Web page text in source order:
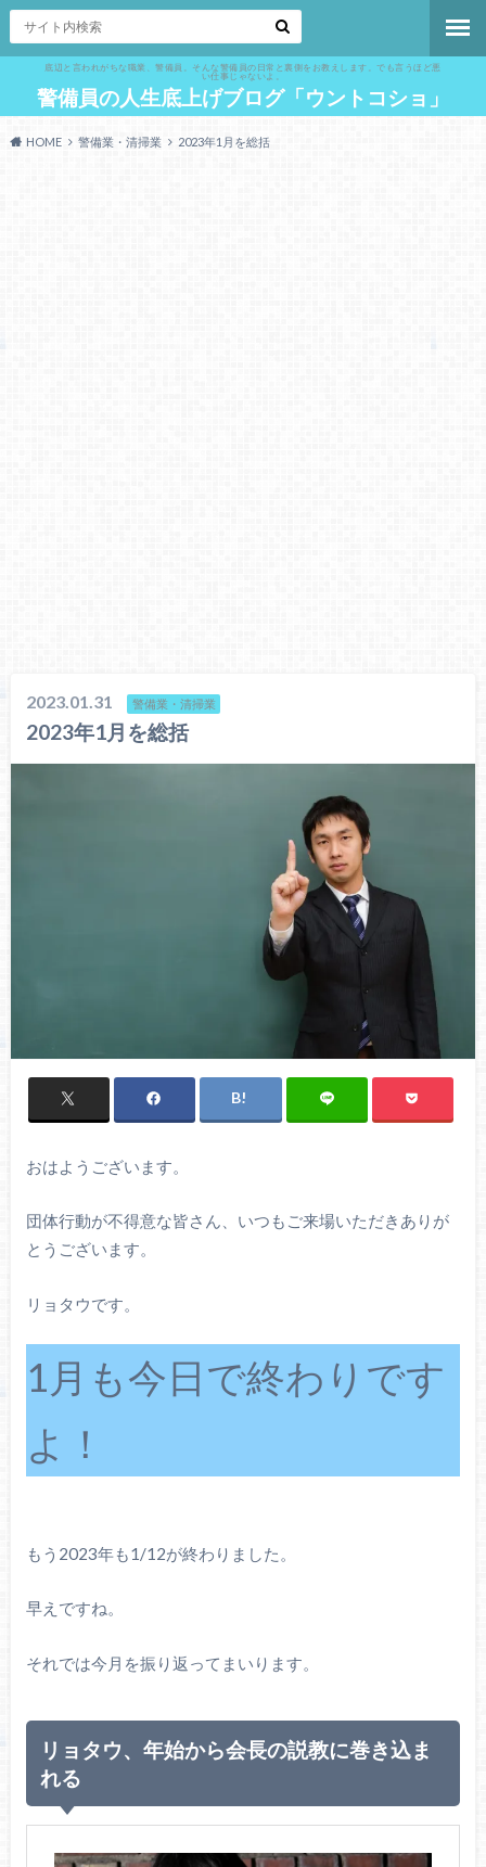
底辺と言われがちな職業、警備員。そんな警備員の日常と裏側をお教えします。でも言うほど悪
い仕事じゃないよ。
警備員の人生底上げブログ「ウントコショ」
HOME 警備業・清掃業 2023年1月を総括
2023.01.31 警備業・清掃業
2023年1月を総括
おはようございます。
団体行動が不得意な皆さん、いつもご来場いただきありが
とうございます。
リョタウです。
1月も今日で終わりです
よ！
もう2023年も1/12が終わりました。
早えですね。
それでは今月を振り返ってまいります。
リョタウ、年始から会長の説教に巻き込ま
れる